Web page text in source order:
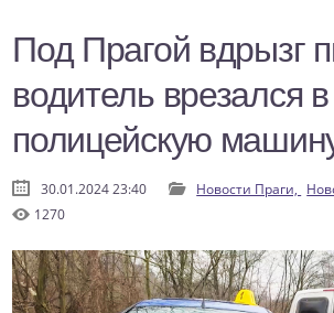
Под Прагой вдрызг
водитель врезался в
полицейскую
30.01.2024 23:40 Новости Праги,
1270